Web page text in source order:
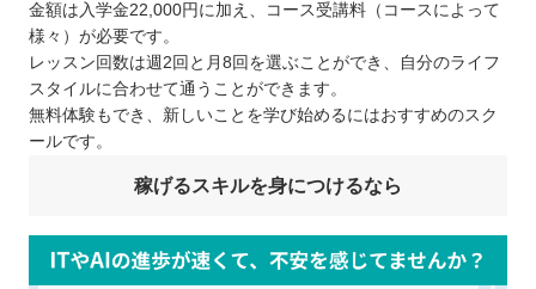
金額は入学金22,000円に加え、コース受講料（コースによって
様々）が必要です。
レッスン回数は週2回と月8回を選ぶことができ、自分のライフ
スタイルに合わせて通うことができます。
無料体験もでき、新しいことを学び始めるにはおすすめのスク
ールです。
稼げるスキルを身につけるなら